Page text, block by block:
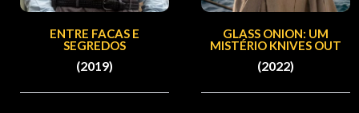
ENTRE FACAS E
SEGREDOS
(2019)
GLASS ONION: UM
MISTÉRIO KNIVES OUT
(2022)